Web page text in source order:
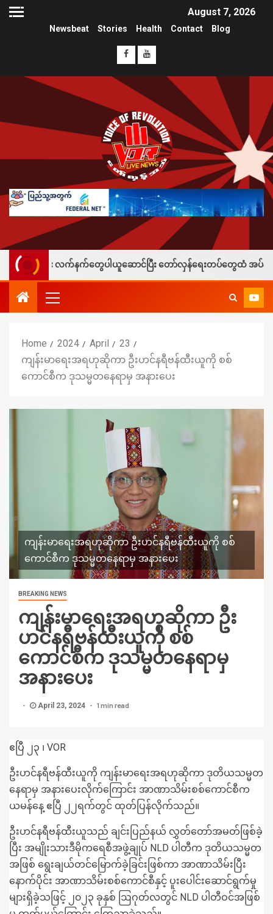
August 7, 2026
Newsbeat Stories Health Contact Blog
လက်နက်တွေပါယူဆောင်ပြီး တော်လှန်ရေးတပ်တွေထံ အပ်နှံလို့ သိန်းတစ်ရာ
Home 2024 April
23
ကျန်းမာရေးအရဟုဆိုကာ ဦးဟင်နရီဗန်ထီးယူကို စစ်
ကောင်စီက ဒုသမ္မတနေရာမှ အနားပေး
ကျန်းမာရေးအရဟုဆိုကာ ဦးဟင်နရီဗန်ထီးယူကို စစ်
ကောင်စီက ဒုသမ္မတနေရာမှ အနားပေး
BREAKING NEWS
ကျန်းမာရေးအရဟုဆိုကာ ဦး
ဟင်နရီဗန်ထီးယူကို စစ်
ကောင်စီက ဒုသမ္မတနေရာမှ
အနားပေး
April 23, 2024 1 min read
ဧပြီ ၂၃ ၊ VOR
ဦးဟင်နရီဗန်ထီးယူကို ကျန်းမာရေးအရဟုဆိုကာ ဒုတိယသမ္မတ
နေရာမှ အနားပေးလိုက်ကြောင်း အာဏာသိမ်းစစ်ကောင်စီက
ယမန်နေ့ ဧပြီ ၂၂ရက်တွင် ထုတ်ပြန်လိုက်သည်။
ဦးဟင်နရီဗန်ထီးယူသည် ချင်းပြည်နယ် လွှတ်တော်အမတ်ဖြစ်ခဲ့
ပြီး အမျိုးသားဒီမိုကရေစီအဖွဲ့ချုပ် NLD ပါတီက ဒုတိယသမ္မတ
အဖြစ် ရွေးချယ်တင်မြောက်ခဲ့ခြင်းဖြစ်ကာ အာဏာသိမ်းပြီး
နောက်ပိုင်း အာဏာသိမ်းစစ်ကောင်စီနှင့် ပူးပေါင်းဆောင်ရွက်မှု
များရှိခဲ့သဖြင့် ၂၀၂၃ ခုနှစ် ဩဂုတ်လတွင် NLD ပါတီဝင်အဖြစ်